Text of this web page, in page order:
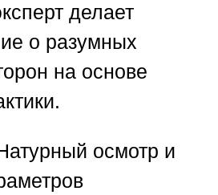
делает
о разумных
на основе
осмотр и